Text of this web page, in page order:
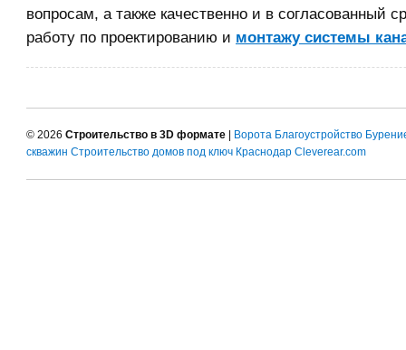
вопросам, а также качественно и в согласованный
работу по проектированию и монтажу системы
© 2026 Строительство в 3D формате | Ворота Благоустройство
скважин Строительство домов под ключ Краснодар Cleverear.com